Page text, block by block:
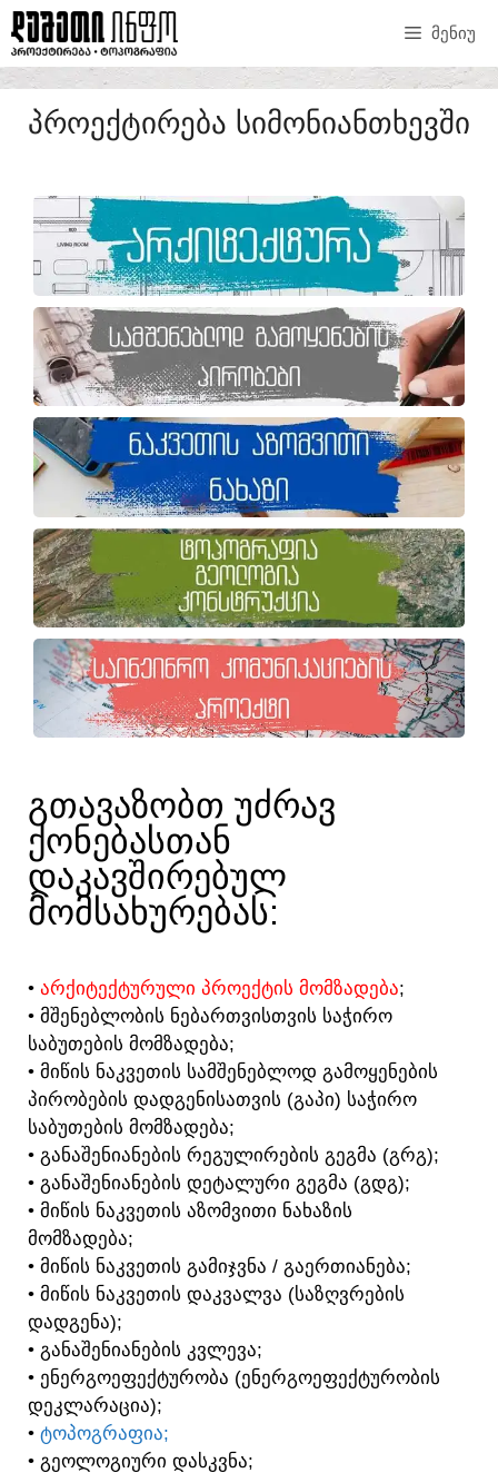
ᲛᲔᲜᲘᲣ
ᲞᲠᲝᲔᲥᲢᲘᲠᲔᲑᲐ ᲡᲘᲛᲝᲜᲘᲐᲜᲗᲮᲔᲕᲨᲘ
ᲒᲗᲐᲕᲐᲖᲝᲑᲗ ᲣᲫᲠᲐᲕ
ᲥᲝᲜᲔᲑᲐᲡᲗᲐᲜ
ᲓᲐᲙᲐᲕᲨᲘᲠᲔᲑᲣᲚ
ᲛᲝᲛᲡᲐᲮᲣᲠᲔᲑᲐᲡ:​
• ᲐᲠᲥᲘᲢᲔᲥᲢᲣᲠᲣᲚᲘ ᲞᲠᲝᲔᲥᲢᲘᲡ ᲛᲝᲛᲖᲐᲓᲔᲑᲐ;
• ᲛᲨᲔᲜᲔᲑᲚᲝᲑᲘᲡ ᲜᲔᲑᲐᲠᲗᲕᲘᲡᲗᲕᲘᲡ ᲡᲐᲭᲘᲠᲝ
ᲡᲐᲑᲣᲗᲔᲑᲘᲡ ᲛᲝᲛᲖᲐᲓᲔᲑᲐ;
• ᲛᲘᲬᲘᲡ ᲜᲐᲙᲕᲔᲗᲘᲡ ᲡᲐᲛᲨᲔᲜᲔᲑᲚᲝᲓ ᲒᲐᲛᲝᲧᲔᲜᲔᲑᲘᲡ
ᲞᲘᲠᲝᲑᲔᲑᲘᲡ ᲓᲐᲓᲒᲔᲜᲘᲡᲐᲗᲕᲘᲡ (ᲒᲐᲞᲘ) ᲡᲐᲭᲘᲠᲝ
ᲡᲐᲑᲣᲗᲔᲑᲘᲡ ᲛᲝᲛᲖᲐᲓᲔᲑᲐ;
• ᲒᲐᲜᲐᲨᲔᲜᲘᲐᲜᲔᲑᲘᲡ ᲠᲔᲒᲣᲚᲘᲠᲔᲑᲘᲡ ᲒᲔᲒᲛᲐ (ᲒᲠᲒ);
• ᲒᲐᲜᲐᲨᲔᲜᲘᲐᲜᲔᲑᲘᲡ ᲓᲔᲢᲐᲚᲣᲠᲘ ᲒᲔᲒᲛᲐ (ᲒᲓᲒ);
• ᲛᲘᲬᲘᲡ ᲜᲐᲙᲕᲔᲗᲘᲡ ᲐᲖᲝᲛᲕᲘᲗᲘ ᲜᲐᲮᲐᲖᲘᲡ
ᲛᲝᲛᲖᲐᲓᲔᲑᲐ;
• ᲛᲘᲬᲘᲡ ᲜᲐᲙᲕᲔᲗᲘᲡ ᲒᲐᲛᲘᲯᲕᲜᲐ / ᲒᲐᲔᲠᲗᲘᲐᲜᲔᲑᲐ;
• ᲛᲘᲬᲘᲡ ᲜᲐᲙᲕᲔᲗᲘᲡ ᲓᲐᲙᲕᲐᲚᲕᲐ (ᲡᲐᲖᲦᲕᲠᲔᲑᲘᲡ
ᲓᲐᲓᲒᲔᲜᲐ);
• ᲒᲐᲜᲐᲨᲔᲜᲘᲐᲜᲔᲑᲘᲡ ᲙᲕᲚᲔᲕᲐ;
• ᲔᲜᲔᲠᲒᲝᲔᲤᲔᲥᲢᲣᲠᲝᲑᲐ (ᲔᲜᲔᲠᲒᲝᲔᲤᲔᲥᲢᲣᲠᲝᲑᲘᲡ
ᲓᲔᲙᲚᲐᲠᲐᲪᲘᲐ);
• ᲢᲝᲞᲝᲒᲠᲐᲤᲘᲐ;
• ᲒᲔᲝᲚᲝᲒᲘᲣᲠᲘ ᲓᲐᲡᲙᲕᲜᲐ;